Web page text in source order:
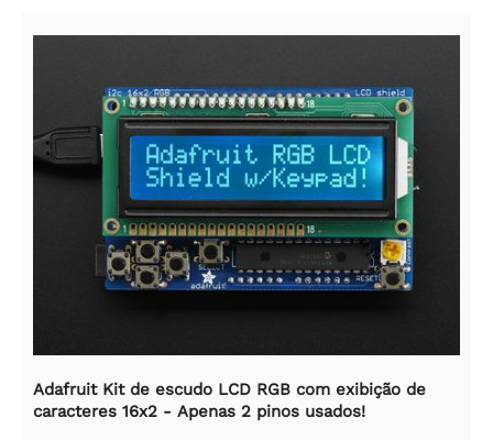
Adafruit Kit de escudo LCD RGB com exibição de
caracteres 16x2 - Apenas 2 pinos usados!